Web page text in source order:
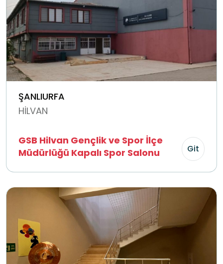
ŞANLIURFA
HİLVAN
GSB Hilvan Gençlik ve Spor İlçe
Müdürlüğü Kapalı Spor Salonu
Git